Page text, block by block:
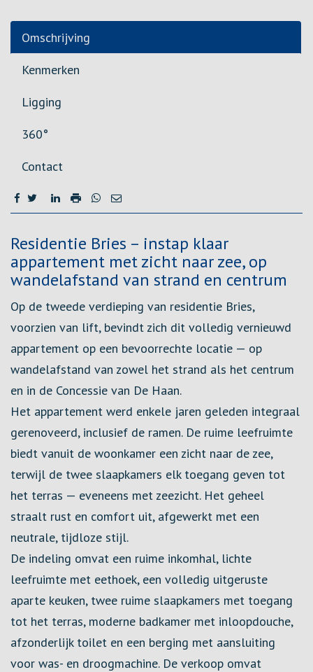
Omschrijving
Kenmerken
Ligging
360°
Contact
Omschrijving
Residentie Bries – instap klaar
appartement met zicht naar zee, op
wandelafstand van strand en centrum
Op de tweede verdieping van residentie Bries,
voorzien van lift, bevindt zich dit volledig vernieuwd
appartement op een bevoorrechte locatie — op
wandelafstand van zowel het strand als het centrum
en in de Concessie van De Haan.
Het appartement werd enkele jaren geleden integraal
gerenoveerd, inclusief de ramen. De ruime leefruimte
biedt vanuit de woonkamer een zicht naar de zee,
terwijl de twee slaapkamers elk toegang geven tot
het terras — eveneens met zeezicht. Het geheel
straalt rust en comfort uit, afgewerkt met een
neutrale, tijdloze stijl.
De indeling omvat een ruime inkomhal, lichte
leefruimte met eethoek, een volledig uitgeruste
aparte keuken, twee ruime slaapkamers met toegang
tot het terras, moderne badkamer met inloopdouche,
afzonderlijk toilet en een berging met aansluiting
voor was- en droogmachine. De verkoop omvat